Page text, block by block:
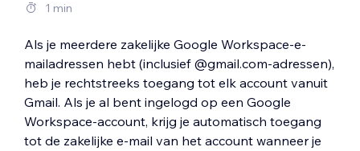
1 min
Als je meerdere zakelijke Google Workspace-e-
mailadressen hebt (inclusief @gmail.com-adressen),
heb je rechtstreeks toegang tot elk account vanuit
Gmail. Als je al bent ingelogd op een Google
Workspace-account, krijg je automatisch toegang
tot de zakelijke e-mail van het account wanneer je